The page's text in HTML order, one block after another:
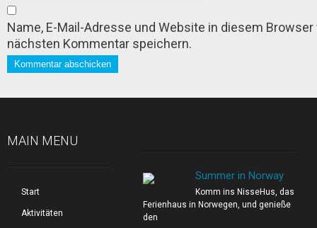
Name, E-Mail-Adresse und Website in diesem
nächsten Kommentar speichern.
MAIN MENU
Start
Aktivitäten
Summer in Norway
Komm ins NisseHus, das
Ferienhaus in Norwegen, und genieße
den